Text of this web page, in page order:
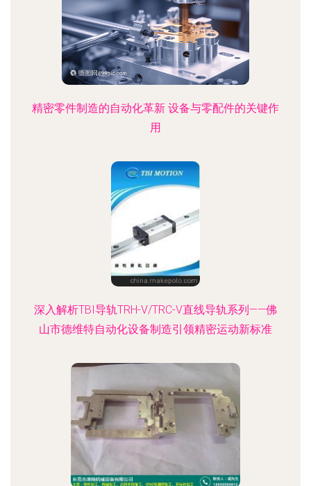
精密零件制造的自动化革新 设备与零配件的关键作
用
深入解析TBI导轨TRH-V/TRC-V直线导轨系列——佛
山市德维特自动化设备制造引领精密运动新标准